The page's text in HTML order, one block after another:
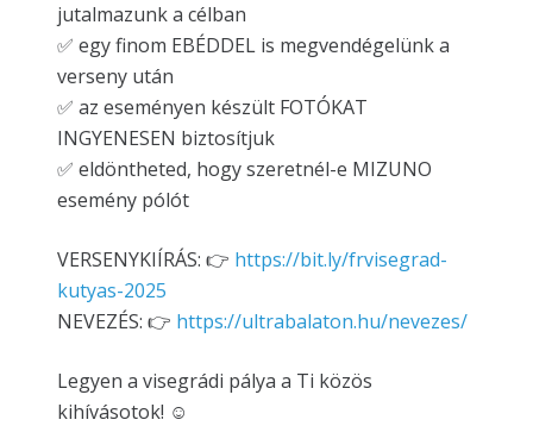
jutalmazunk a célban
✅ egy finom EBÉDDEL is megvendégelünk a
verseny után
✅ az eseményen készült FOTÓKAT
INGYENESEN biztosítjuk
✅ eldöntheted, hogy szeretnél-e MIZUNO
esemény pólót
VERSENYKIÍRÁS: 👉 https://bit.ly/frvisegrad-
kutyas-2025
NEVEZÉS: 👉 https://ultrabalaton.hu/nevezes/
Legyen a visegrádi pálya a Ti közös
kihívásotok! ☺